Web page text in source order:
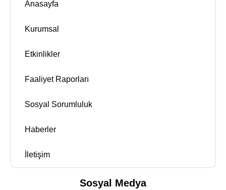
Anasayfa
Kurumsal
Etkinlikler
Faaliyet Raporları
Sosyal Sorumluluk
Haberler
İletişim
Sosyal Medya